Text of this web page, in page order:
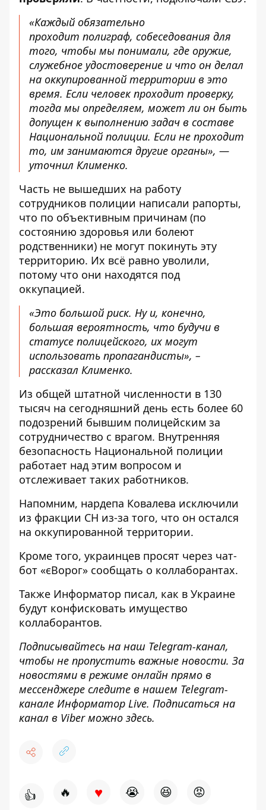
«Каждый обязательно
проходит полиграф, собеседования для
того, чтобы мы понимали, где оружие,
служебное удостоверение и что он делал
на оккупированной территории в это
время. Если человек проходит проверку,
тогда мы определяем, может ли он быть
допущен к выполнению задач в составе
Национальной полиции. Если не проходит
то, им занимаются другие органы», —
уточнил Клименко.
Часть не вышедших на работу
сотрудников полиции написали рапорты,
что по объективным причинам (по
состоянию здоровья или болеют
родственники) не могут покинуть эту
территорию. Их всё равно уволили,
потому что они находятся под
оккупацией.
«Это большой риск. Ну и, конечно,
большая вероятность, что будучи в
статусе полицейского, их могут
использовать пропагандисты», –
рассказал Клименко.
Из общей штатной численности в 130
тысяч на сегодняшний день есть более 60
подозрений бывшим полицейским за
сотрудничество с врагом. Внутренняя
безопасность Национальной полиции
работает над этим вопросом и
отслеживает таких работников.
Напомним, нардепа Ковалева исключили
из фракции СН из-за того, что он остался
на оккупированной территории.
Кроме того, украинцев просят через чат-
бот «єВорог» сообщать о коллаборантах.
Также Информатор писал, как в Украине
будут конфисковать имущество
коллаборантов.
Подписывайтесь на наш Telegram-канал,
чтобы не пропустить важные новости. За
новостями в режиме онлайн прямо в
мессенджере следите в нашем Telegram-
канале Информатор Live. Подписаться на
канал в Viber можно здесь.
👍 🔥 ♥ 😭 😆 😡